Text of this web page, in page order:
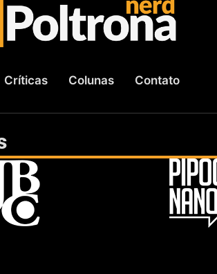
Críticas Colunas Contato